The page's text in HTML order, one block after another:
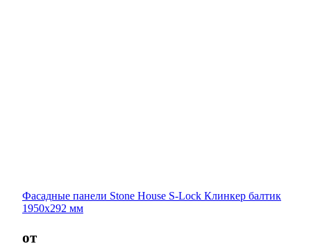
Фасадные панели Stone House S-Lock Клинкер балтик
1950х292 мм
от